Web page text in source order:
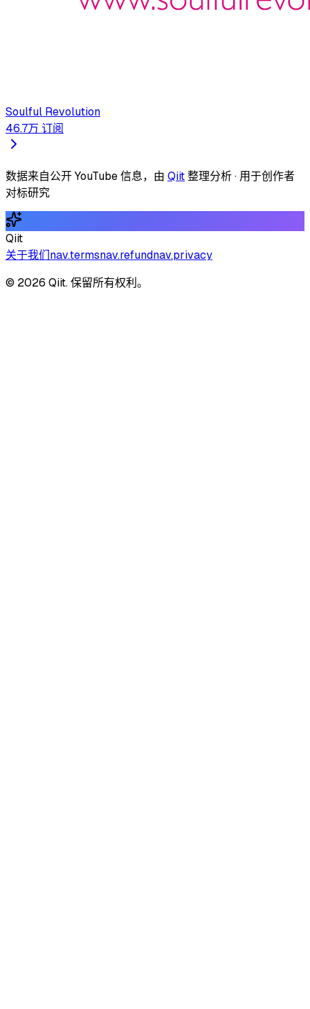
Soulful Revolution
46.7万 订阅
数据来自公开 YouTube 信息，由 Qiit整理分析 · 用于创作者
对标研究
Qiit
关于我们nav.termsnav.refundnav.privacy
© 2026 Qiit. 保留所有权利。